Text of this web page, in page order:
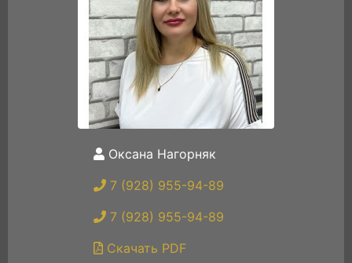
Оксана Нагорняк
7 (928) 955-94-89
7 (928) 955-94-89
Скачать PDF